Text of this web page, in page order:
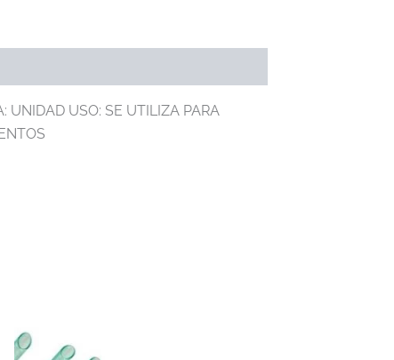
UNIDAD USO: SE UTILIZA PARA